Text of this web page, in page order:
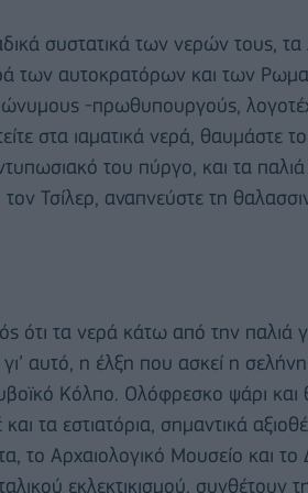
συστατικά των νερών τους, τα
των αυτοκρατόρων και των
-πρωθυπουργούς,
στα ιαματικά νερά, θαυμάστε
του πύργο, και τα παλιά
Τσίλερ, αναπνεύστε τη
ότι τα νερά κάτω από την παλιά
αυτό, η έλξη που ασκεί η
Κόλπο. Ολόφρεσκο ψάρι και
τα εστιατόρια, σημαντικά
το Αρχαιολογικό Μουσείο και
εκλεκτικισμού, συνθέτουν